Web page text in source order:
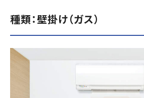
種類：壁掛け（ガス）